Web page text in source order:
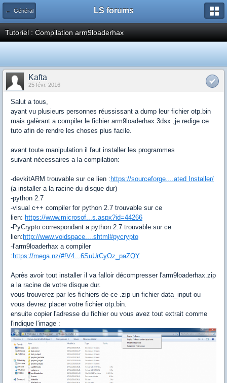
← Général LS forums
Tutoriel : Compilation arm9loaderhax
Kafta
25 févr. 2016
Salut a tous,
ayant vu plusieurs personnes réussissant a dump leur fichier otp.bin
mais galèrant a compiler le fichier arm9loaderhax.3dsx ,je redige ce
tuto afin de rendre les choses plus facile.
avant toute manipulation il faut installer les programmes
suivant nécessaires a la compilation:
-devkitARM trouvable sur ce lien : https://sourceforge....ated Installer/
(a installer a la racine du disque dur)
-python 2.7
-visual c++ compiler for python 2.7 trouvable sur ce
lien: https://www.microsof...s.aspx?id=44266
-PyCrypto correspondant a python 2.7 trouvable sur ce
lien: http://www.voidspace....shtml#pycrypto
-l'arm9loaderhax a compiler
: https://mega.nz/#!V4...6SuUrCyOz_paZQY
Après avoir tout installer il va falloir décompresser l'arm9loaderhax.zip
a la racine de votre disque dur.
vous trouverez par les fichiers de ce .zip un fichier data_input ou
vous devrez placer votre fichier otp.bin.
ensuite copier l'adresse du fichier ou vous avez tout extrait comme
l'indique l'image :